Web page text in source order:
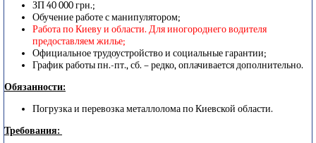
ЗП 40 000 грн.;
Обучение работе с манипулятором;
Работа по Киеву и области. Для иногороднего водителя
предоставляем жилье;
Официальное трудоустройство и социальные гарантии;
График работы пн.-пт., сб. – редко, оплачивается дополнительно.
Обязанности:
Погрузка и перевозка металлолома по Киевской области.
Требования: